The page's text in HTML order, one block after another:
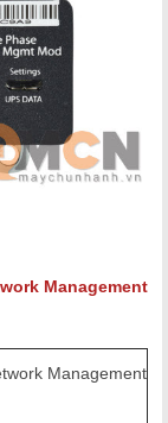
Management
Management